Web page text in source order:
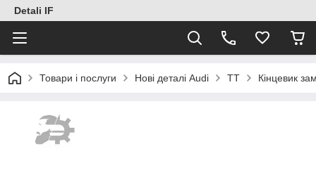
Detali IF
Товари і послуги Нові деталі Audi TT Кінцевик